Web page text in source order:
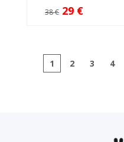
38 € 29 €
1 2 3 4